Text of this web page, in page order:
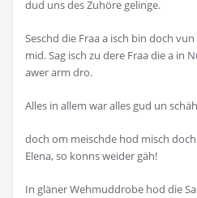
dud uns des Zuhöre gelinge.
Seschd die Fraa a isch bin doch
mid. Sag isch zu dere Fraa die a in
awer arm dro.
Alles in allem war alles gud un
doch om meischde hod misch
Elena, so konns weider gäh!
In gläner Wehmuddrobe hod die